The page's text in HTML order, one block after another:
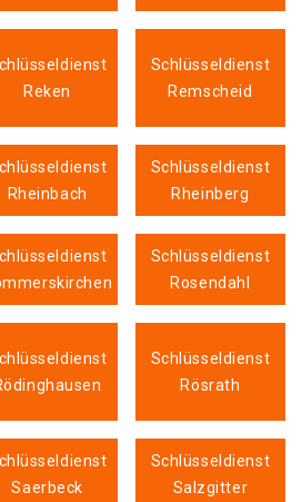
Reken
Schlüsseldienst
Remscheid
Rheinbach
Schlüsseldienst
Rheinberg
Schlüsseldienst
Rosendahl
Schlüsseldienst
Rösrath
Saerbeck
Schlüsseldienst
Salzgitter